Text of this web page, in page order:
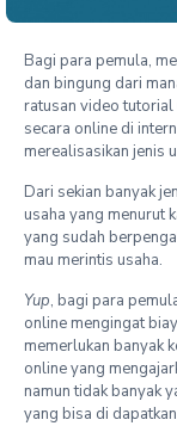
Bagi para pemula,
dan bingung dari
ratusan video
secara online di
merealisasikan jenis
Dari sekian banyak
usaha yang menurut
yang sudah
mau merintis usaha.
Yup, bagi para
online mengingat
memerlukan banyak
online yang
namun tidak banyak
yang bisa di